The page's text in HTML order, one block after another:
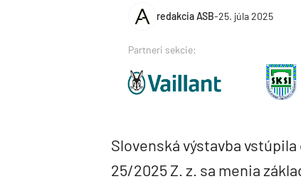
redakcia ASB-25. júla 2025
Partneri sekcie:
Slovenská výstavba
25/2025 Z. z. sa menia